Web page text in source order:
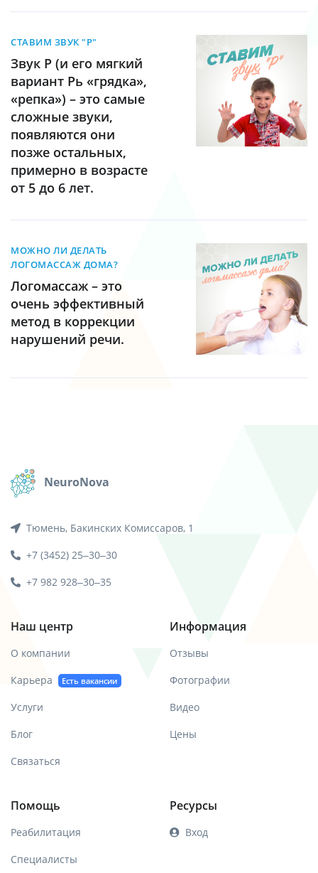
СТАВИМ ЗВУК "Р"
Звук Р (и его мягкий
вариант Рь «грядка»,
«репка») – это самые
сложные звуки,
появляются они
позже остальных,
примерно в возрасте
от 5 до 6 лет.
МОЖНО ЛИ ДЕЛАТЬ
ЛОГОМАССАЖ ДОМА?
Логомассаж – это
очень эффективный
метод в коррекции
нарушений речи.
NeuroNova
Тюмень, Бакинских Комиссаров, 1
+7 (3452) 25‒30‒30
+7 982 928‒30‒35
Наш центр
О компании
Карьера
Есть вакансии
Услуги
Блог
Связаться
Информация
Отзывы
Фотографии
Видео
Цены
Помощь
Реабилитация
Специалисты
Ресурсы
Вход